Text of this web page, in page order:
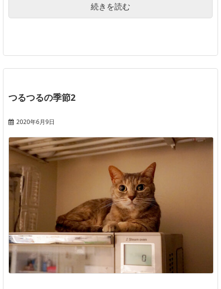
続きを読む
つるつるの季節2
2020年6月9日